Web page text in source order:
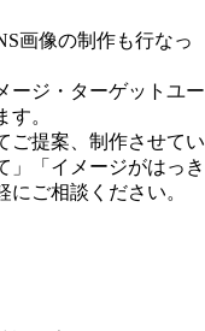
画像の制作も行なっ
ージ・ターゲットユー
。
ご提案、制作させてい
」「イメージがはっき
ご相談ください。